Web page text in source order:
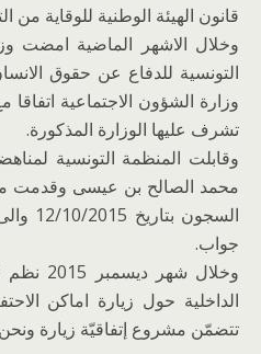
قانون الهيئة الوطنية للوقاية من
وخلال الاشهر الماضية امضت
التونسية للدفاع عن حقوق
وزارة الشؤون الاجتماعية اتفاقا
تشرف عليها الوزارة المذكورة.
وقابلت المنظمة التونسية
محمد الصالح بن عيسى وقدمت
جواب.
وخلال
الداخلية حول زيارة اماكن
تتضمّن مشروع إتفاقيّة زيارة